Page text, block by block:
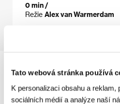
Tato webová stránka používá
K personalizaci obsahu a
sociálních médií a analýze naší
0 min /
Režie Alex van Warmerdam